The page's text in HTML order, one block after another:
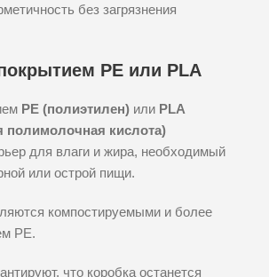
без загрязнения
PE или PLA
PE (полиэтилен) или PLA
полимолочная кислота)
для влаги и жира, необходимый
или острой пищи.
компостируемыми и более
PE.
что коробка останется